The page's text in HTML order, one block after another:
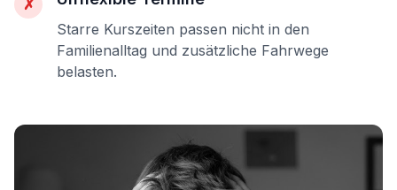
✗
Starre Kurszeiten passen nicht in den
Familienalltag und zusätzliche Fahrwege
belasten.